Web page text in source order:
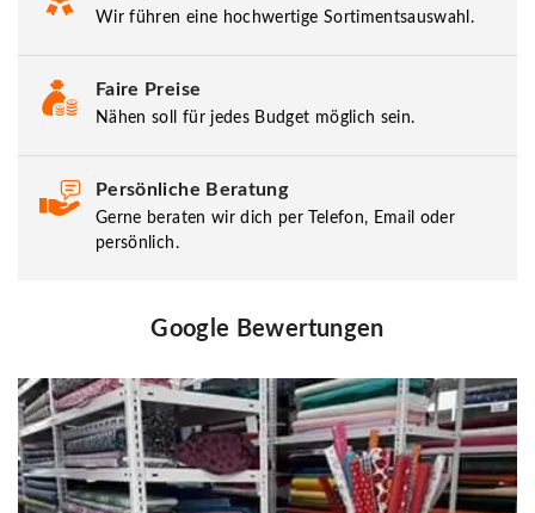
Wir führen eine hochwertige Sortimentsauswahl.
Faire Preise
Nähen soll für jedes Budget möglich sein.
Persönliche Beratung
Gerne beraten wir dich per Telefon, Email oder
persönlich.
Google Bewertungen